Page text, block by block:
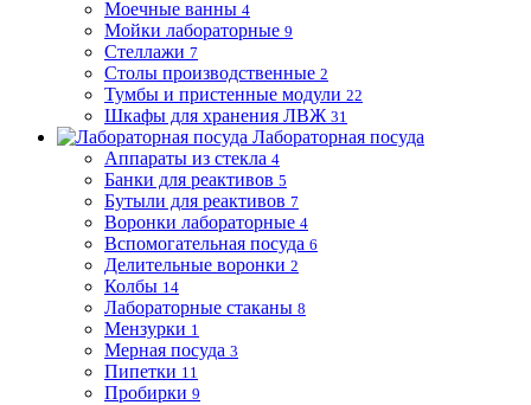
Моечные ванны 4
Мойки лабораторные 9
Стеллажи 7
Столы производственные 2
Тумбы и пристенные модули 22
Шкафы для хранения ЛВЖ 31
Лабораторная посуда
Аппараты из стекла 4
Банки для реактивов 5
Бутыли для реактивов 7
Воронки лабораторные 4
Вспомогательная посуда 6
Делительные воронки 2
Колбы 14
Лабораторные стаканы 8
Мензурки 1
Мерная посуда 3
Пипетки 11
Пробирки 9